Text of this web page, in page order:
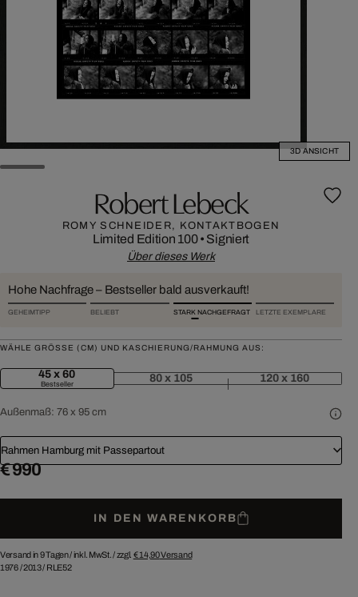
3D ANSICHT
Robert Lebeck
ROMY SCHNEIDER, KONTAKTBOGEN
Limited Edition 100• Signiert
Über dieses Werk
Hohe Nachfrage – Bestseller bald ausverkauft!
GEHEIMTIPP BELIEBT STARK NACHGEFRAGT LETZTE EXEMPLARE
WÄHLE GRÖSSE (CM) UND KASCHIERUNG/RAHMUNG AUS:
45 x 60
Bestseller 80 x 105 120 x 160
Außenmaß: 76 x 95 cm
Rahmen Hamburg mit Passepartout
€ 990
IN DEN WARENKORB
Versand in 9 Tagen /inkl. MwSt. / zzgl. € 14,90Versand
1976/2013/ RLE52